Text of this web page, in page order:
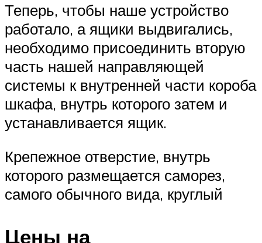
Теперь, чтобы наше устройство
работало, а ящики выдвигались,
необходимо присоединить вторую
часть нашей направляющей
системы к внутренней части короба
шкафа, внутрь которого затем и
устанавливается ящик.
Крепежное отверстие, внутрь
которого размещается саморез,
самого обычного вида, круглый
Цены на